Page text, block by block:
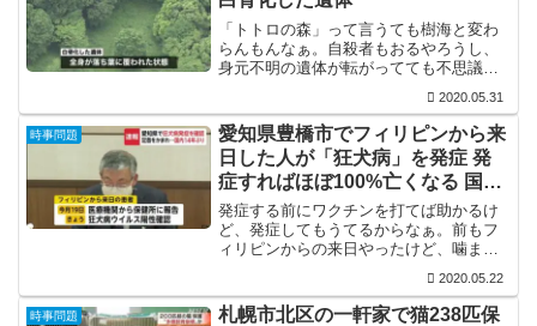
「トトロの森」って言うても樹海と変わ
らんもんなぁ。自殺者もおるやろうし、
身元不明の遺体が転がってても不思議や
2020.05.31
時事問題
愛知県豊橋市でフィリピンから来
日した人が「狂犬病」を発症 発
症すればほぼ100%亡くなる 国内
14年ぶり
発症する前にワクチンを打てば助かるけ
ど、発症してもうてるからなぁ。前もフ
ィリピンからの来日やったけど、噛まれ
に。もう、安楽死させてやるしかないん
ちゃう？
2020.05.22
時事問題
札幌市北区の一軒家で猫238匹保